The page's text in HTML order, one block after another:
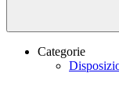
Categorie